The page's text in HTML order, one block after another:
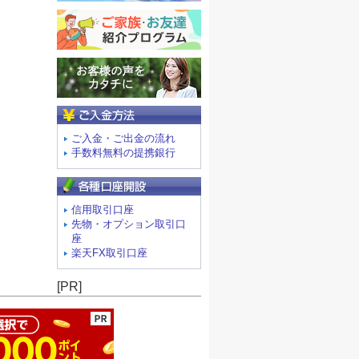
ご入金・ご出金の流れ
手数料無料の提携銀行
信用取引口座
先物・オプション取引口
座
楽天FX取引口座
[PR]